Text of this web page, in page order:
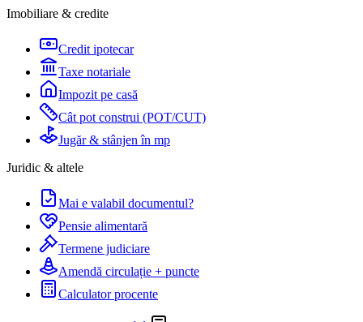
Imobiliare & credite
Credit ipotecar
Taxe notariale
Impozit pe casă
Cât pot construi (POT/CUT)
Jugăr & stânjen în mp
Juridic & altele
Mai e valabil documentul?
Pensie alimentară
Termene judiciare
Amendă circulație + puncte
Calculator procente